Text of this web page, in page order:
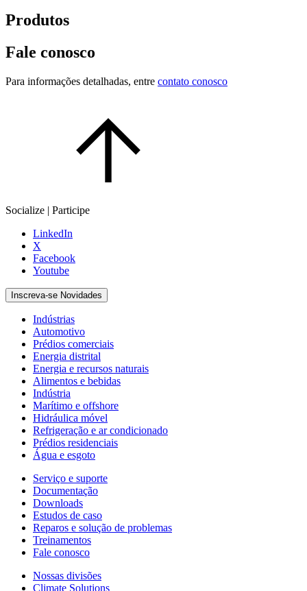
Produtos
Fale conosco
Para informações detalhadas, entre contato conosco
Socialize | Participe
LinkedIn
X
Facebook
Youtube
Inscreva-se Novidades
Indústrias
Automotivo
Prédios comerciais
Energia distrital
Energia e recursos naturais
Alimentos e bebidas
Indústria
Marítimo e offshore
Hidráulica móvel
Refrigeração e ar condicionado
Prédios residenciais
Água e esgoto
Serviço e suporte
Documentação
Downloads
Estudos de caso
Reparos e solução de problemas
Treinamentos
Fale conosco
Nossas divisões
Climate Solutions